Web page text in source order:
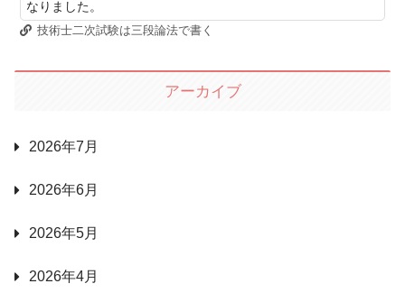
なりました。
技術士二次試験は三段論法で書く
アーカイブ
2026年7月
2026年6月
2026年5月
2026年4月